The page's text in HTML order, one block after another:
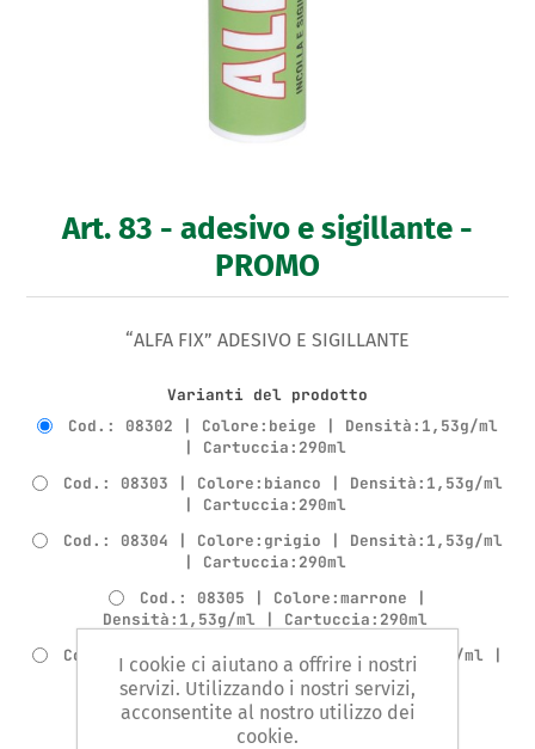
Art. 83 - adesivo e sigillante -
PROMO
“ALFA FIX” ADESIVO E SIGILLANTE
Varianti del prodotto
Cod.: 08302 | Colore:beige | Densità:1,53g/ml
| Cartuccia:290ml
Cod.: 08303 | Colore:bianco | Densità:1,53g/ml
| Cartuccia:290ml
Cod.: 08304 | Colore:grigio | Densità:1,53g/ml
| Cartuccia:290ml
Cod.: 08305 | Colore:marrone |
Densità:1,53g/ml | Cartuccia:290ml
Cod.: 08306 | Colore:nero | Densità:1,53g/ml |
Cartuccia:290ml
Cod.: 08307 | Colore:trasparente |
Densità:1,06g/ml | Cartuccia:290ml
I cookie ci aiutano a offrire i nostri
servizi. Utilizzando i nostri servizi,
acconsentite al nostro utilizzo dei
cookie.